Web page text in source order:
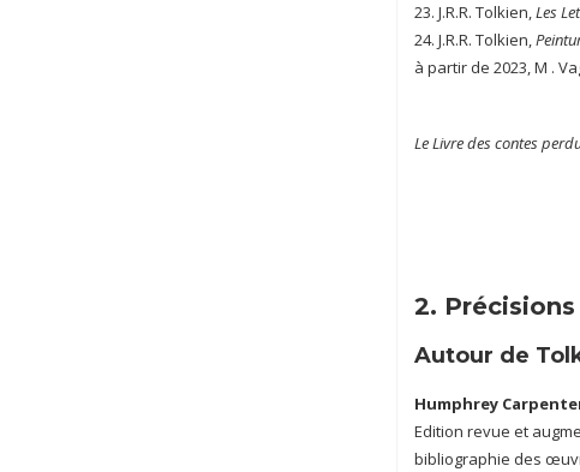
23. J.R.R. Tolkien,Les
24. J.R.R. Tolkien,
à partir de 2023, M .
Le Livre des contes
2.
Autour de
Humphrey
Edition revue et
bibliographie des